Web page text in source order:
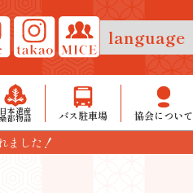
日本遺産
桑都物語 バス駐車場 協会について
ました！